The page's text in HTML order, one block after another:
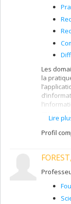
Les
la
Lire
Profil